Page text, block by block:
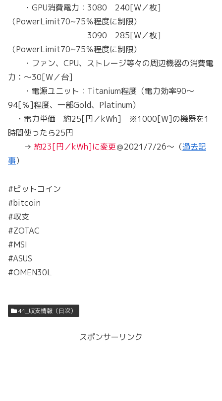
・GPU消費電力：3080 240[W／枚]
（PowerLimit70~75％程度に制限）
3090 285[W／枚]
（PowerLimit70~75％程度に制限）
・ファン、CPU、ストレージ等々の周辺機器の消費電
力：～30[W／台]
・電源ユニット：Titanium程度（電力効率90～
94[％]程度、一部Gold、Platinum）
・電力単価 約25[円／kWh] ※1000[W]の機器を1
時間使ったら25円
→ 約23[円／kWh]に変更＠2021/7/26～（過去記
事）
#ビットコイン
#bitcoin
#収支
#ZOTAC
#MSI
#ASUS
#OMEN30L
41_収支情報（日次）
スポンサーリンク